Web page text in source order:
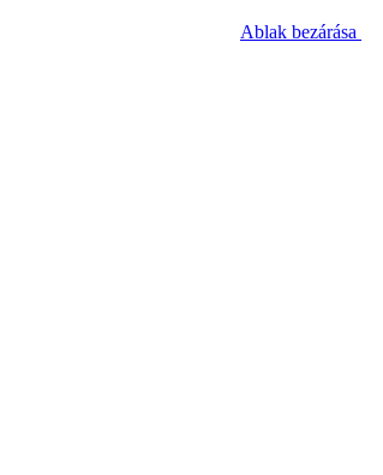
Ablak bezárása